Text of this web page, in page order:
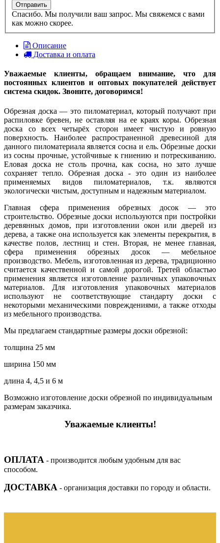
Спасибо. Мы получили ваш запрос. Мы свяжемся с вами
как можно скорее.
Описание
Доставка и оплата
Уважаемые клиенты, обращаем внимание, что для
постоянных клиентов и оптовых покупателей действует
система скидок. Звоните, договоримся!
Обрезная доска — это пиломатериал, который получают при
распиловке бревен, не оставляя на ее краях коры. Обрезная
доска со всех четырёх сторон имеет чистую и ровную
поверхность. Наиболее распространенной древесиной для
данного пиломатериала является сосна и ель. Обрезные доски
из сосны прочные, устойчивые к гниению и потрескиванию.
Еловая доска не столь прочна, как сосна, но зато лучше
сохраняет тепло. Обрезная доска - это один из наиболее
применяемых видов пиломатериалов, т.к. являются
экологически чистым, доступным и надежным материалом.
Главная сфера применения обрезных досок — это
строительство. Обрезные доски используются при постройки
деревянных домов, при изготовлении окон или дверей из
дерева, а также она используется как элементы перекрытия, в
качестве полов, лестниц и стен. Вторая, не менее главная,
сфера применения обрезных досок — мебельное
производство. Мебель, изготовленная из дерева, традиционно
считается качественной и самой дорогой. Третей областью
применения является изготовление различных упаковочных
материалов. Для изготовления упаковочных материалов
используют не соответствующие стандарту доски с
некоторыми механическими повреждениями, а также отходы
из мебельного производства.
Мы предлагаем стандартные размеры доски обрезной:
толщина 25 мм
ширина 150 мм
длина 4, 4,5 и 6 м
Возможно изготовление доски обрезной по индивидуальным
размерам заказчика.
Уважаемые клиенты!
ОПЛАТА - производится любым удобным для вас
способом.
ДОСТАВКА - организация доставки по городу и области.